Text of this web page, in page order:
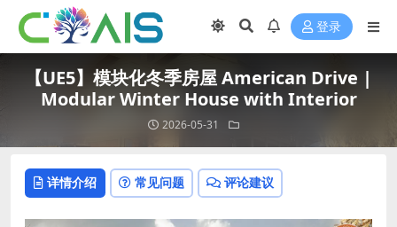
登录
【UE5】模块化冬季房屋 American Drive |
Modular Winter House with Interior
2026-05-31
详情介绍 常见问题 评论建议